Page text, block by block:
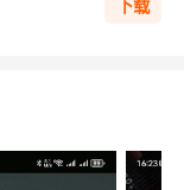
下载